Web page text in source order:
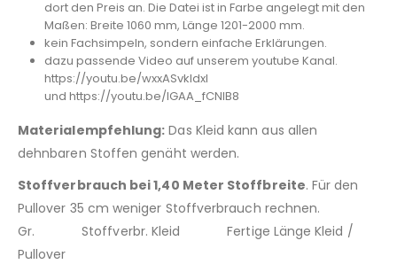
dort den Preis an. Die Datei ist in Farbe angelegt mit den
Maßen: Breite 1060 mm, Länge 1201-2000 mm.
kein Fachsimpeln, sondern einfache Erklärungen.
dazu passende Video auf unserem youtube Kanal.
https://youtu.be/wxxASvkldxI
und https://youtu.be/lGAA_fCNlB8
Materialempfehlung: Das Kleid kann aus allen
dehnbaren Stoffen genäht werden.
Stoffverbrauch bei 1,40 Meter Stoffbreite. Für den
Pullover 35 cm weniger Stoffverbrauch rechnen.
Gr. Stoffverbr. Kleid Fertige Länge Kleid /
Pullover